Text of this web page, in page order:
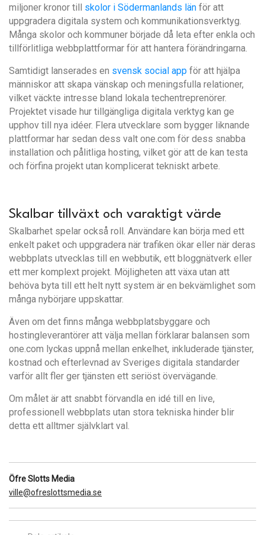
miljoner kronor till skolor i Södermanlands län för att
uppgradera digitala system och kommunikationsverktyg.
Många skolor och kommuner började då leta efter enkla och
tillförlitliga webbplattformar för att hantera förändringarna.
Samtidigt lanserades en svensk social app för att hjälpa
människor att skapa vänskap och meningsfulla relationer,
vilket väckte intresse bland lokala techentreprenörer.
Projektet visade hur tillgängliga digitala verktyg kan ge
upphov till nya idéer. Flera utvecklare som bygger liknande
plattformar har sedan dess valt one.com för dess snabba
installation och pålitliga hosting, vilket gör att de kan testa
och förfina projekt utan komplicerat tekniskt arbete.
Skalbar tillväxt och varaktigt värde
Skalbarhet spelar också roll. Användare kan börja med ett
enkelt paket och uppgradera när trafiken ökar eller när deras
webbplats utvecklas till en webbutik, ett bloggnätverk eller
ett mer komplext projekt. Möjligheten att växa utan att
behöva byta till ett helt nytt system är en bekvämlighet som
många nybörjare uppskattar.
Även om det finns många webbplatsbyggare och
hostingleverantörer att välja mellan förklarar balansen som
one.com lyckas uppnå mellan enkelhet, inkluderade tjänster,
kostnad och efterlevnad av Sveriges digitala standarder
varför allt fler ger tjänsten ett seriöst övervägande.
Om målet är att snabbt förvandla en idé till en live,
professionell webbplats utan stora tekniska hinder blir
detta ett alltmer självklart val.
Öfre Slotts Media
ville@ofreslottsmedia.se